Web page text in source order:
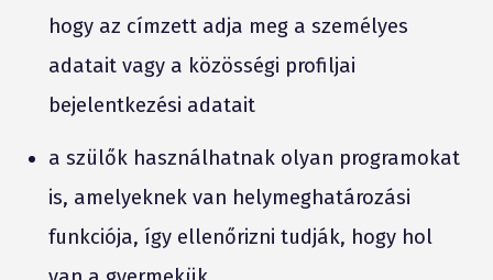
hogy az címzett adja meg a személyes
adatait vagy a közösségi profiljai
bejelentkezési adatait
a szülők használhatnak olyan programokat
is, amelyeknek van helymeghatározási
funkciója, így ellenőrizni tudják, hogy hol